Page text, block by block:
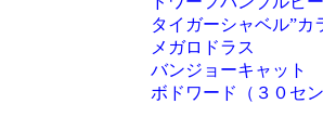
タイガーシャベル”
メガロドラス
バンジョーキャット
ボドワード（３０セン